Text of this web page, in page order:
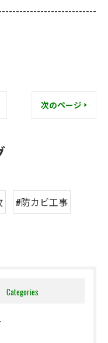
次のページ >
#防カビ工事
Categories